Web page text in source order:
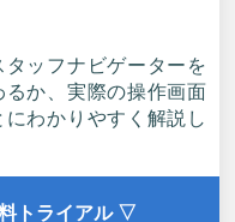
ッフナビゲーターを
か、実際の操作画面
わかりやすく解説し
トライアル ▽